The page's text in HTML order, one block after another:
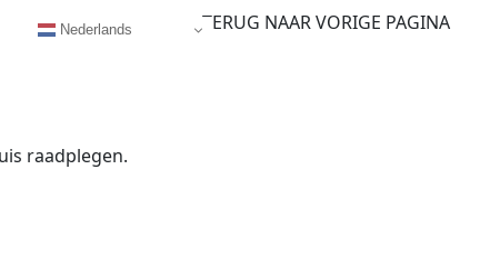
TERUG NAAR VORIGE PAGINA
raadplegen.
Nederlands